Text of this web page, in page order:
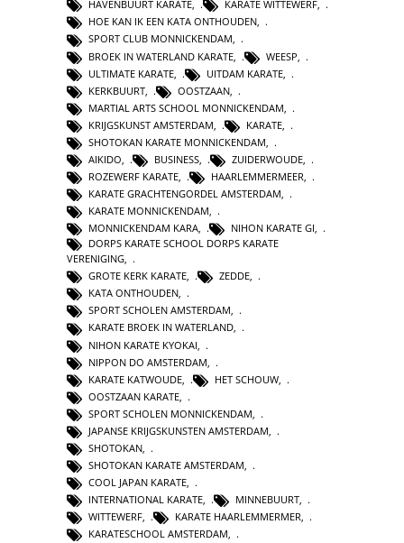
HAVENBUURT KARATE, KARATE WITTEWERF,
HOE KAN IK EEN KATA ONTHOUDEN,
SPORT CLUB MONNICKENDAM,
BROEK IN WATERLAND KARATE
WEESP
ULTIMATE KARATE
UITDAM KARATE
KERKBUURT
OOSTZAAN
MARTIAL ARTS SCHOOL MONNICKENDAM
KRIJGSKUNST AMSTERDAM
KARATE
SHOTOKAN KARATE MONNICKENDAM
AIKIDO
BUSINESS ZUIDERWOUDE
ROZEWERF KARATE
HAARLEMMERMEER
KARATE GRACHTENGORDEL AMSTERDAM,
KARATE MONNICKENDAM,
MONNICKENDAM KARA, NIHON KARATE GI,
DORPS KARATE SCHOOL DORPS KARATE
VERENIGING,
GROTE KERK KARATE, ZEDDE,
KATA ONTHOUDEN,
SPORT SCHOLEN AMSTERDAM,
KARATE BROEK IN WATERLAND,
NIHON KARATE KYOKAI
NIPPON DO AMSTERDAM
KARATE KATWOUDE
HET SCHOUW
OOSTZAAN KARATE
SPORT SCHOLEN MONNICKENDAM
JAPANSE KRIJGSKUNSTEN AMSTERDAM
SHOTOKAN
SHOTOKAN KARATE AMSTERDAM
COOL JAPAN KARATE,
INTERNATIONAL KARATE, MINNEBUURT,
WITTEWERF, KARATE HAARLEMMERMER,
KARATESCHOOL AMSTERDAM,